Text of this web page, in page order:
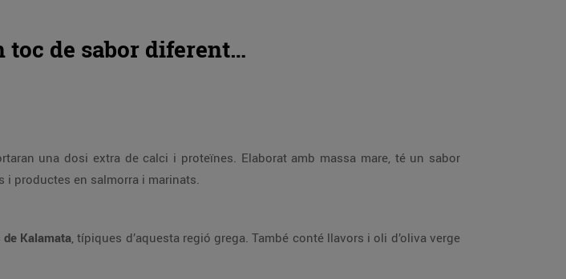
toc de sabor diferent…
una dosi extra de calci i proteïnes. Elaborat amb massa mare, té un sabor
i productes en salmorra i marinats.
Kalamata, típiques d’aquesta regió grega. També conté llavors i oli d’oliva verge